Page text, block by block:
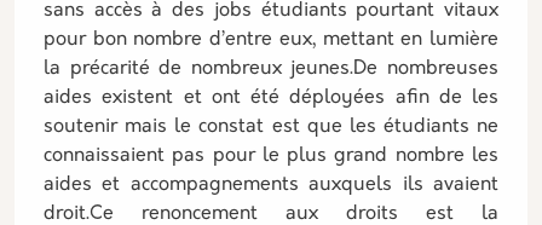
sans accès à des jobs étudiants pourtant vitaux
pour bon nombre d’entre eux, mettant en lumière
la précarité de nombreux jeunes.De nombreuses
aides existent et ont été déployées afin de les
soutenir mais le constat est que les étudiants ne
connaissaient pas pour le plus grand nombre les
aides et accompagnements auxquels ils avaient
droit.Ce renoncement aux droits est la